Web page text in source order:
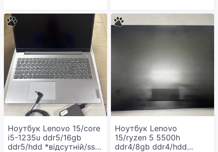
Ноутбук Lenovo 15/core
i5-1235u ddr5/16gb
ddr5/hdd *відсутній/ssd
Ноутбук Lenovo
15/ryzen 5 5500h
ddr4/8gb ddr4/hdd